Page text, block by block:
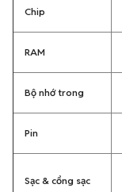
Chip
RAM
Bộ nhớ trong
Pin
Sạc & cổng sạc